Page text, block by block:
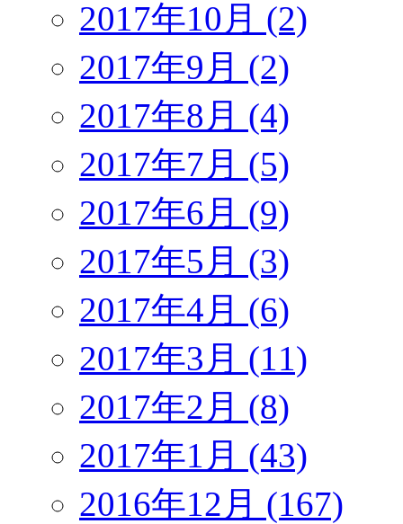
2017年10月 (2)
2017年9月 (2)
2017年8月 (4)
2017年7月 (5)
2017年6月 (9)
2017年5月 (3)
2017年4月 (6)
2017年3月 (11)
2017年2月 (8)
2017年1月 (43)
2016年12月 (167)